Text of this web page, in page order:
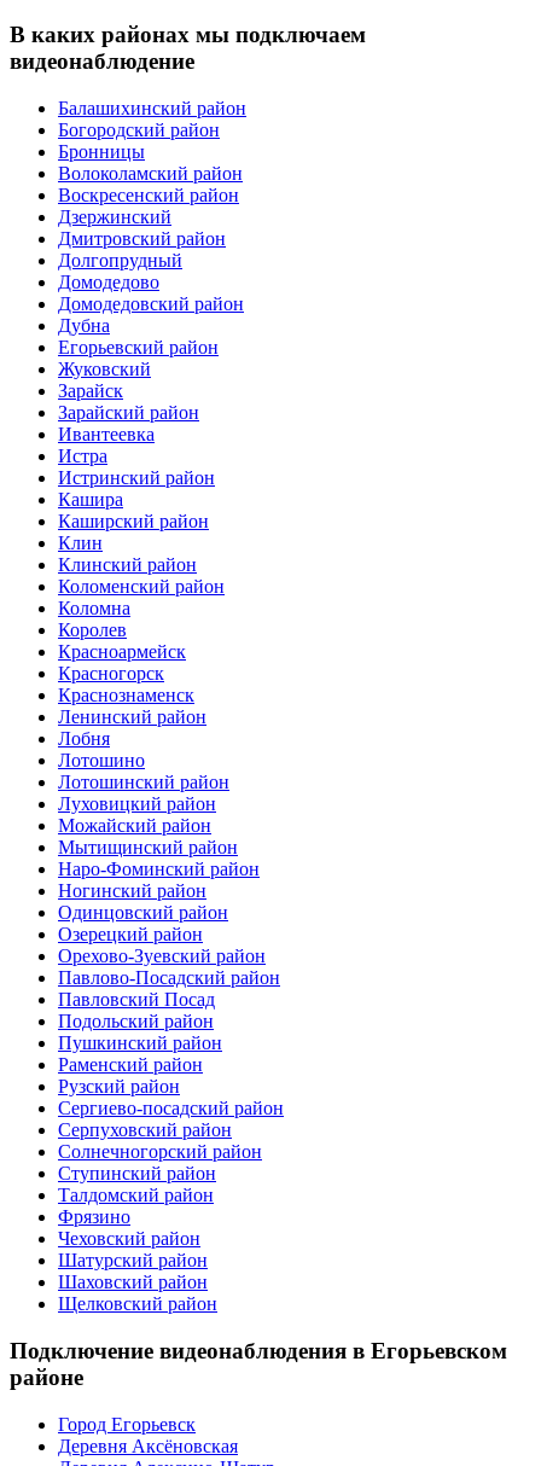
В каких районах мы подключаем
видеонаблюдение
Балашихинский район
Богородский район
Бронницы
Волоколамский район
Воскресенский район
Дзержинский
Дмитровский район
Долгопрудный
Домодедово
Домодедовский район
Дубна
Егорьевский район
Жуковский
Зарайск
Зарайский район
Ивантеевка
Истра
Истринский район
Кашира
Каширский район
Клин
Клинский район
Коломенский район
Коломна
Королев
Красноармейск
Красногорск
Краснознаменск
Ленинский район
Лобня
Лотошино
Лотошинский район
Луховицкий район
Можайский район
Мытищинский район
Наро-Фоминский район
Ногинский район
Одинцовский район
Озерецкий район
Орехово-Зуевский район
Павлово-Посадский район
Павловский Посад
Подольский район
Пушкинский район
Раменский район
Рузский район
Сергиево-посадский район
Серпуховский район
Солнечногорский район
Ступинский район
Талдомский район
Фрязино
Чеховский район
Шатурский район
Шаховский район
Щелковский район
Подключение видеонаблюдения в Егорьевском
районе
Город Егорьевск
Деревня Аксёновская